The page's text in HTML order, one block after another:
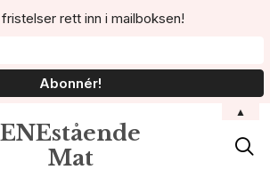
ENEstående
Mat

rett inn i mailboksen!
▲